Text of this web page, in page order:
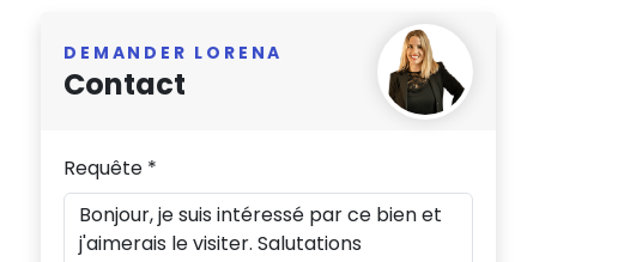
DEMANDER LORENA
Contact
Requête *